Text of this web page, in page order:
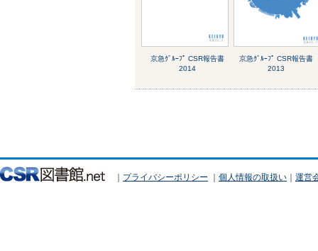
京急ｸﾞﾙｰﾌﾟ CSR報告書
2014
京急ｸﾞﾙｰﾌﾟ CSR報告書
2013
｜ プライバシーポリシー ｜ 個人情報の取扱い ｜ 運営